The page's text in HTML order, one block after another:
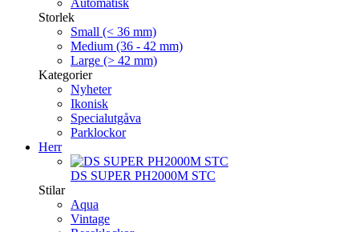
Automatisk
Storlek
Small (< 36 mm)
Medium (36 - 42 mm)
Large (> 42 mm)
Kategorier
Nyheter
Ikonisk
Specialutgåva
Parklockor
Herr
DS SUPER PH2000M STC
Stilar
Aqua
Vintage